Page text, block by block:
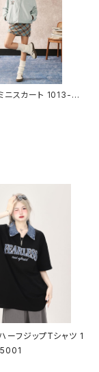
ニスカート 1013-2
ーフジップTシャツ 1